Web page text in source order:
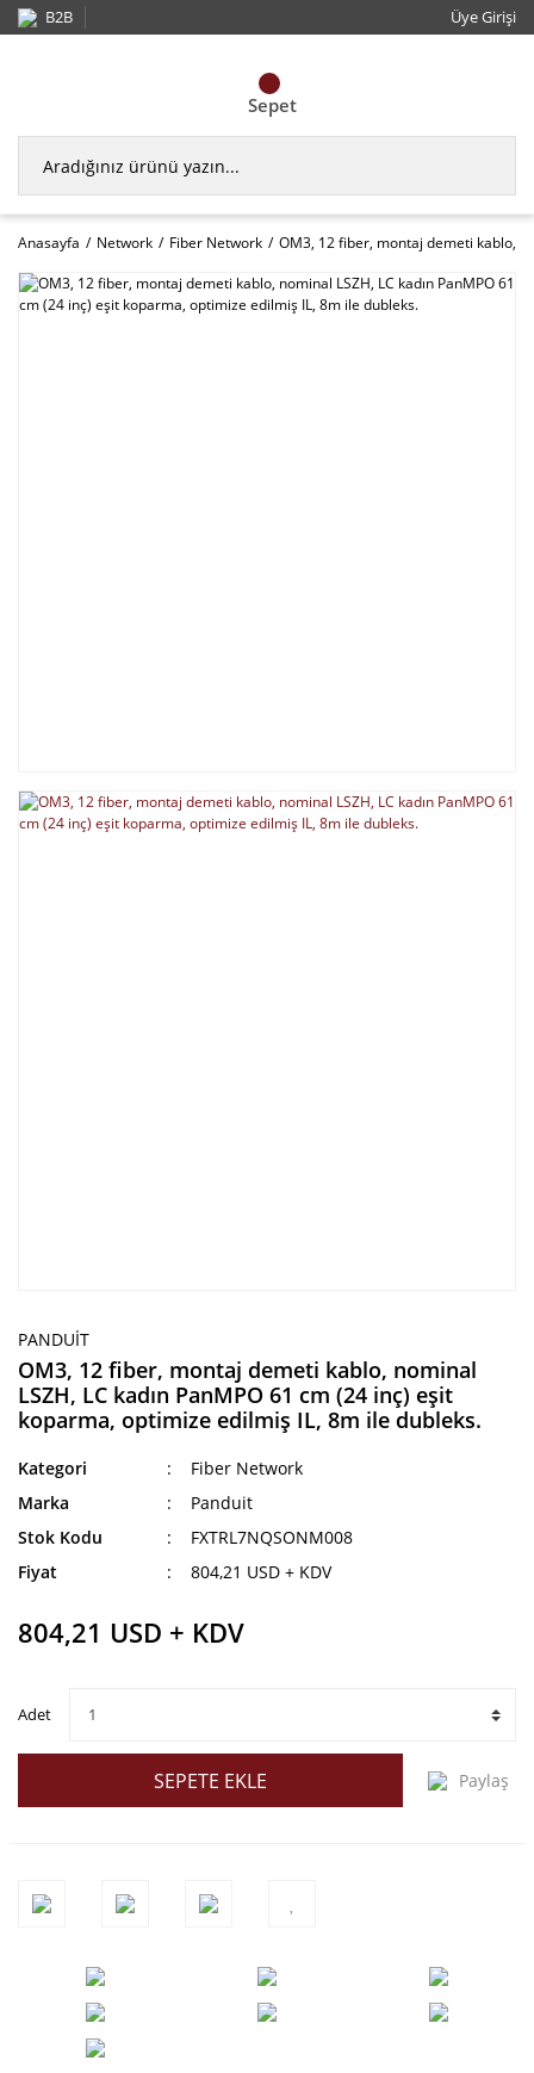
B2B Üye Girişi
Sepet
Anasayfa Network Fiber Network OM3, 12 fiber, montaj demeti kablo,
PANDUIT
OM3, 12 fiber, montaj demeti kablo, nominal
LSZH, LC kadın PanMPO 61 cm (24 inç) eşit
koparma, optimize edilmiş IL, 8m ile dubleks.
Kategori
Fiber Network
Marka
Panduit
Stok Kodu
FXTRL7NQSONM008
Fiyat
804,21 USD + KDV
804,21 USD + KDV
Adet
SEPETE EKLE Paylaş